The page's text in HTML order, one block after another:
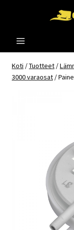
Koti /Tuotteet /
3000 varaosat /